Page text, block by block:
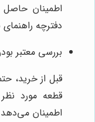
اطمینان
دفترچه
بررسی معتبر
قبل از خرید،
قطعه مورد
اطمینان